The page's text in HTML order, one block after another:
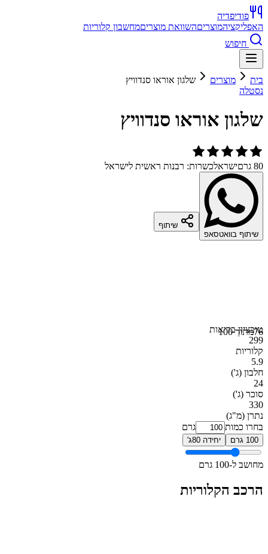
פודיפדיה
האפליקציהמוצריםהשוואת מוצריםמחשבון קלוריות
חיפוש
בית מוצרים
שלגון אוראו סנדוויץ
נסטלה
שלגון אוראו סנדוויץ
80 גרם ישראלכשרות: רבנות ראשית לישראל
שיתוף בוואטסאפ
שיתוף
76מתוך 100טובציון בריאות
299
קלוריות
5.9
חלבון (ג')
24
סוכר (ג')
330
נתרן (מ"ג)
בחרו כמות
גרם
100 גרם יחידה 80ג'
מחושב ל-100 גרם
הרכב הקלוריות